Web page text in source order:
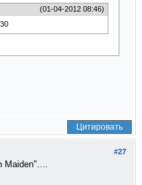
(01-04-2012 08:46)
Цитировать
#27
Maiden"....